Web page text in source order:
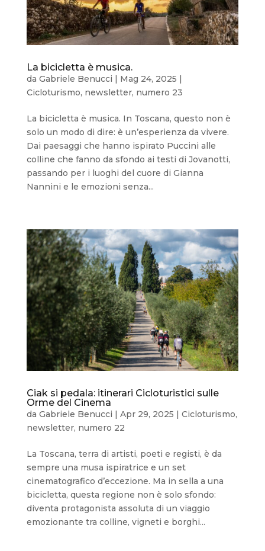
La bicicletta è musica.
da Gabriele Benucci | Mag 24, 2025 |
Cicloturismo, newsletter, numero 23
La bicicletta è musica. In Toscana, questo non è
solo un modo di dire: è un’esperienza da vivere.
Dai paesaggi che hanno ispirato Puccini alle
colline che fanno da sfondo ai testi di Jovanotti,
passando per i luoghi del cuore di Gianna
Nannini e le emozioni senza...
Ciak si pedala: itinerari Cicloturistici sulle
Orme del Cinema
da Gabriele Benucci | Apr 29, 2025 | Cicloturismo,
newsletter, numero 22
La Toscana, terra di artisti, poeti e registi, è da
sempre una musa ispiratrice e un set
cinematografico d’eccezione. Ma in sella a una
bicicletta, questa regione non è solo sfondo:
diventa protagonista assoluta di un viaggio
emozionante tra colline, vigneti e borghi...